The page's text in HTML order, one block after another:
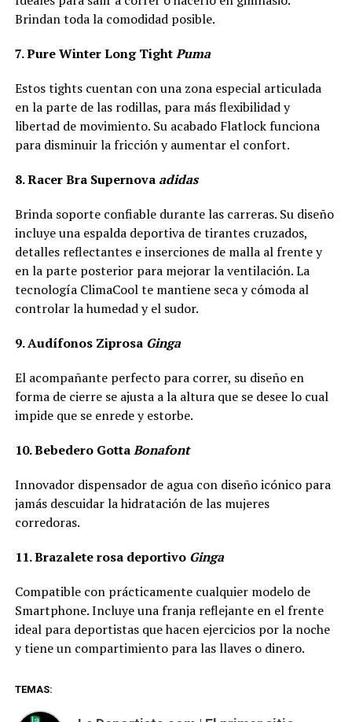
Brindan toda la comodidad posible.
7. Pure Winter Long TightPuma
Estos tights cuentan con una zona especial articulada
en la parte de las rodillas, para más flexibilidad y
libertad de movimiento. Su acabado Flatlock funciona
para disminuir la fricción y aumentar el confort.
8. Racer Bra Supernova adidas
Brinda soporte confiable durante las carreras. Su diseño
incluye una espalda deportiva de tirantes cruzados,
detalles reflectantes e inserciones de malla al frente y
en la parte posterior para mejorar la ventilación. La
tecnología ClimaCool te mantiene seca y cómoda al
controlar la humedad y el sudor.
9. Audífonos Ziprosa Ginga
El acompañante perfecto para correr, su diseño en
forma de cierre se ajusta a la altura que se desee lo cual
impide que se enrede y estorbe.
10. Bebedero GottaBonafont
Innovador dispensador de agua con diseño icónico para
jamás descuidar la hidratación de las mujeres
corredoras.
11. Brazalete rosa deportivo Ginga
Compatible con prácticamente cualquier modelo de
Smartphone. Incluye una franja reflejante en el frente
ideal para deportistas que hacen ejercicios por la noche
y tiene un compartimiento para las llaves o dinero.
TEMAS: